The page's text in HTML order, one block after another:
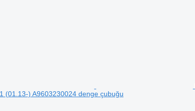
(01.13-) A9603230024 denge çubuğu